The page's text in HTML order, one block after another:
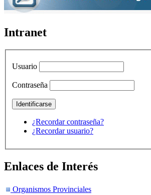
Intranet
Usuario
Contraseña
¿Recordar contraseña?
¿Recordar usuario?
Enlaces de Interés
Organismos Provinciales